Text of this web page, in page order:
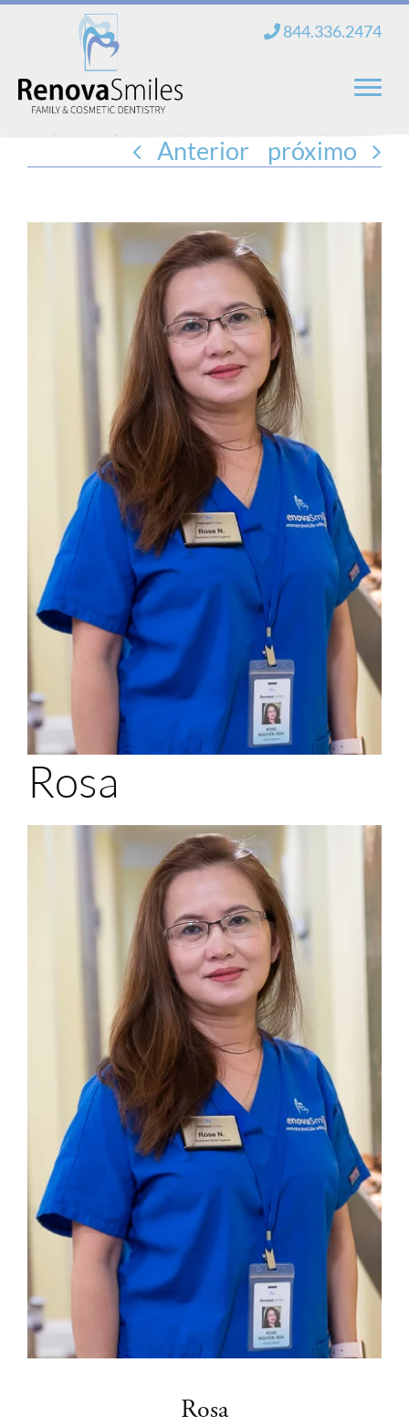
saltar
contenido
844.336.2474
Anterior próximo
Rosa
Rosa
Hogar
Servicios
Nuevos pacientes
Blog
Contacto
Mi Portal
Membership
Reservar una cita